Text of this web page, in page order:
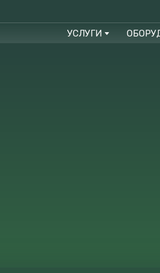
УСЛУГИ